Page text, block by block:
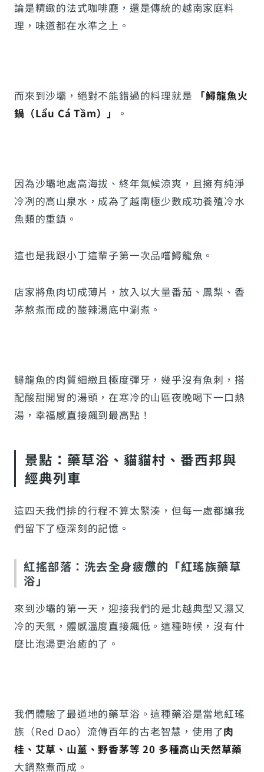
論是精緻的法式咖啡廳，還是傳統的越南家庭料
理，味道都在水準之上。
而來到沙壩，絕對不能錯過的料理就是
「鱘龍魚火
鍋（Lẩu Cá Tầm）」
。
因為沙壩地處高海拔、終年氣候涼爽，且擁有純淨
冷冽的高山泉水，成為了越南極少數成功養殖冷水
魚類的重鎮。
這也是我跟小丁這輩子第一次品嚐鱘龍魚。
店家將魚肉切成薄片，放入以大量番茄、鳳梨、香
茅熬煮而成的酸辣湯底中涮煮。
鱘龍魚的肉質細緻且極度彈牙，幾乎沒有魚刺，搭
配酸甜開胃的湯頭，在寒冷的山區夜晚喝下一口熱
湯，幸福感直接飆到最高點！
景點：藥草浴、貓貓村、番西邦與
經典列車
這四天我們排的行程不算太緊湊，但每一處都讓我
們留下了極深刻的記憶。
紅搖部落：洗去全身疲憊的「紅瑤族藥草
浴」
來到沙壩的第一天，迎接我們的是北越典型又濕又
冷的天氣，體感溫度直接飆低。這種時候，沒有什
麼比泡湯更治癒的了。
我們體驗了最道地的藥草浴。這種藥浴是當地紅瑤
族（Red Dao）流傳百年的古老智慧，使用了肉
桂、艾草、山薑、野香茅等 20 多種高山天然草藥
大鍋熬煮而成。